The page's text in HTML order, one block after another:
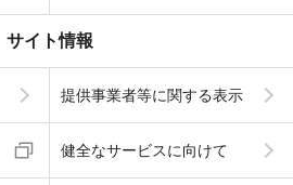
サイト情報
提供事業者等に関する表示
健全なサービスに向けて